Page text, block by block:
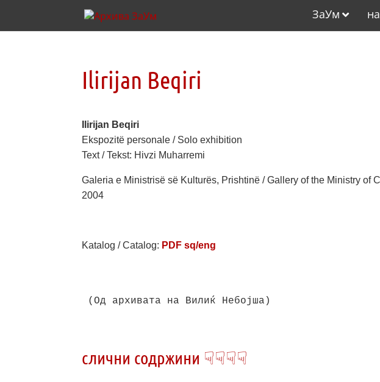
ЗаУм
Ilirijan Beqiri
Ilirijan Beqiri
Ekspozitë personale / Solo exhibition
Text / Tekst: Hivzi Muharremi
Galeria e Ministrisë së Kulturës, Prishtinë / Gallery of the Ministry of
2004
Katalog / Catalog: PDF sq/eng
(Од архивата на Вилиќ Небојша)
слични содржини ☟☟☟☟